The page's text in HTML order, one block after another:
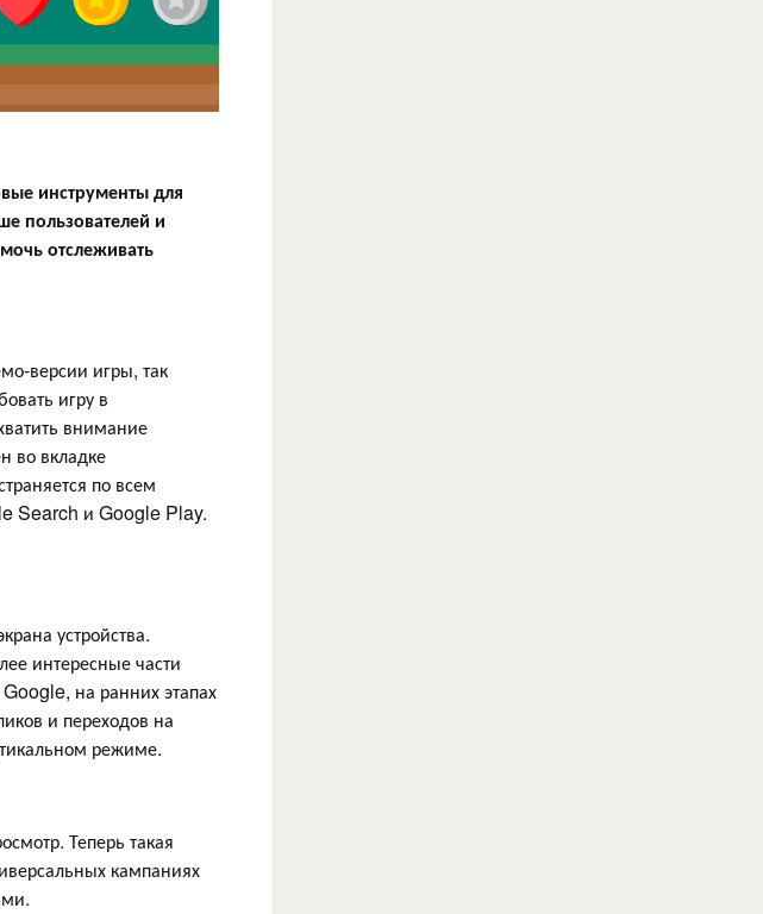
инструменты для
пользователей и
отслеживать
версии игры, так
игру в
внимание
во вкладке
по всем
Search и Google Play.
устройства.
интересные части
на ранних этапах
и переходов на
режиме.
Теперь такая
кампаниях